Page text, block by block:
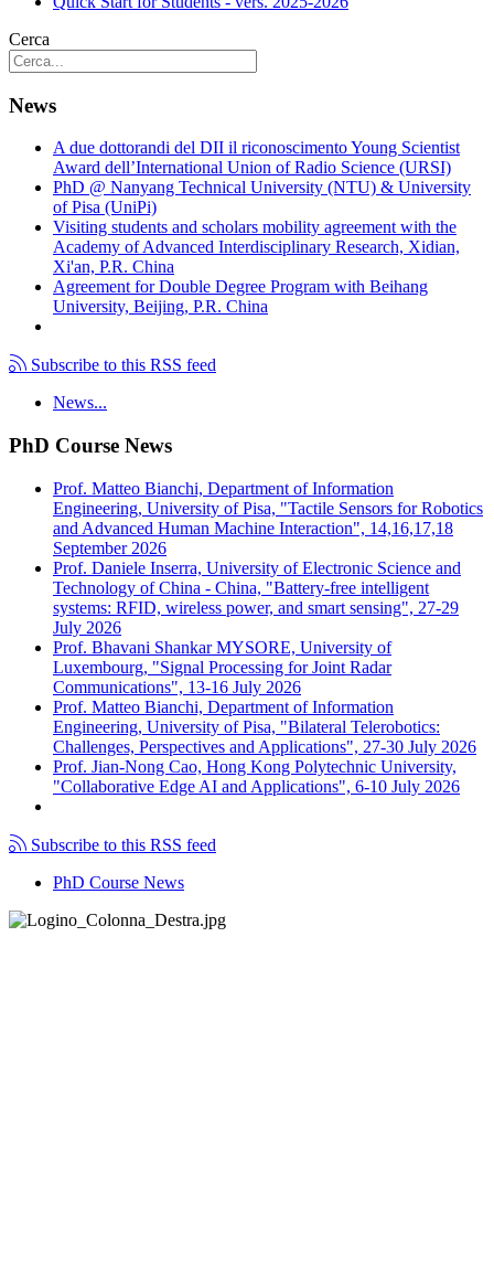
Cerca
News
A due dottorandi del DII il riconoscimento Young Scientist
Award dell’International Union of Radio Science (URSI)
PhD @ Nanyang Technical University (NTU) & University
of Pisa (UniPi)
Visiting students and scholars mobility agreement with the
Academy of Advanced Interdisciplinary Research, Xidian,
Xi'an, P.R. China
Agreement for Double Degree Program with Beihang
University, Beijing, P.R. China
Subscribe to this RSS feed
News...
PhD Course News
Prof. Matteo Bianchi, Department of Information
Engineering, University of Pisa, "Tactile Sensors for Robotics
and Advanced Human Machine Interaction", 14,16,17,18
September 2026
Prof. Daniele Inserra, University of Electronic Science and
Technology of China - China, "Battery-free intelligent
systems: RFID, wireless power, and smart sensing", 27-29
July 2026
Prof. Bhavani Shankar MYSORE, University of
Luxembourg, "Signal Processing for Joint Radar
Communications", 13-16 July 2026
Prof. Matteo Bianchi, Department of Information
Engineering, University of Pisa, "Bilateral Telerobotics:
Challenges, Perspectives and Applications", 27-30 July 2026
Prof. Jian-Nong Cao, Hong Kong Polytechnic University,
"Collaborative Edge AI and Applications", 6-10 July 2026
Subscribe to this RSS feed
PhD Course News